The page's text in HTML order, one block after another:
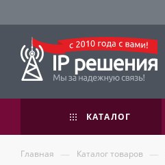
КАТАЛОГ
Главная — Каталог товаров —